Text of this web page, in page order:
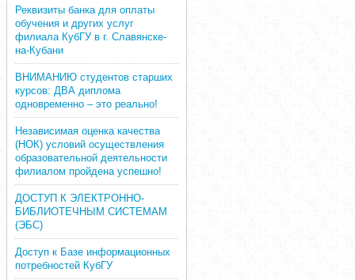
Реквизиты банка для оплаты
обучения и других услуг
филиала КубГУ в г. Славянске-
на-Кубани
ВНИМАНИЮ студентов старших
курсов: ДВА диплома
одновременно – это реально!
Независимая оценка качества
(НОК) условий осуществления
образовательной деятельности
филиалом пройдена успешно!
ДОСТУП К ЭЛЕКТРОННО-
БИБЛИОТЕЧНЫМ СИСТЕМАМ
(ЭБС)
Доступ к Базе информационных
потребностей КубГУ